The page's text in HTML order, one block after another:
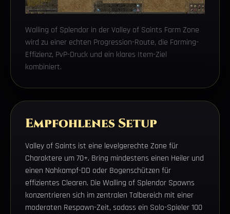
Walling of Splendor in der Valley of Saints Farm Zone
wird zu einer echten Progression-Route, die Farming-
Effizienz, PvP-Druck und ein klares Item-Ziel
kombiniert.
Empfohlenes Setup
Valley of Saints ist eine levelgerechte Zone für
Charaktere um 70+. Bring mindestens einen Heiler und
einen Nahkampf-DD oder Bogenschützen für
effizientes Clearen. Die Walling of Splendor Spawns
konzentrieren sich im zentralen Talbereich mit einer
moderaten Respawn-Zeit, sodass ein Solo-Spieler 100